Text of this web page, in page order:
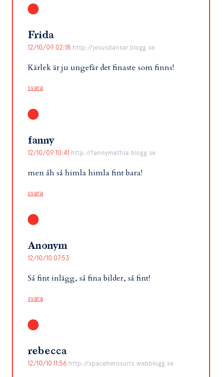
Frida
12/10/09 02:18 http://jesusdansar.blogg.se
Kärlek är ju ungefär det finaste som finns!
svara
fanny
12/10/09 10:41 http://fannymattila.blogg.se
men åh så himla himla fint bara!
svara
Anonym
12/10/10 07:53
Så fint inlägg, så fina bilder, så fint!
svara
rebecca
12/10/10 11:56 http://spaceherosuits.webblogg.se